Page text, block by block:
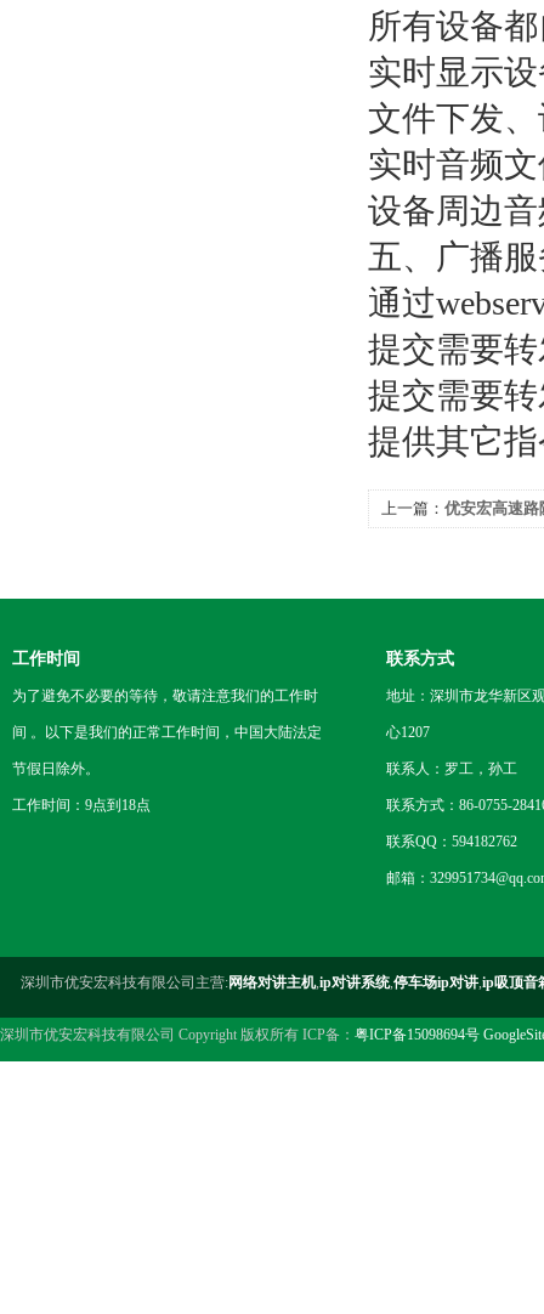
所有设备
实时显示
文件下发
实时音频
设备周边
五、广播
通过
提交需要
提交需要
提供其它
上一篇： 优安宏高速
工作时间
为了避免不必要的等待，敬请注意我们的工作时
间 。以下是我们的正常工作时间，中国大陆法定
节假日除外。
工作时间：9点到18点
联系方式
地址：深圳市龙华新区
心1207
联系人：罗工，孙工
联系方式：86-0755-
联系QQ：594182762
邮箱：
深圳市优安宏科技有限公司主营:网络对讲主机,ip对讲系统,停车场ip对讲,ip吸顶音
深圳市优安宏科技有限公司 Copyright 版权所有 ICP备： 粤ICP备15098694号